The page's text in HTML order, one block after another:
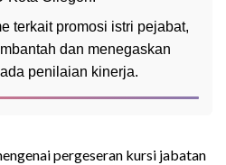
terkait promosi istri pejabat,
dan menegaskan
penilaian kinerja.
pergeseran kursi jabatan